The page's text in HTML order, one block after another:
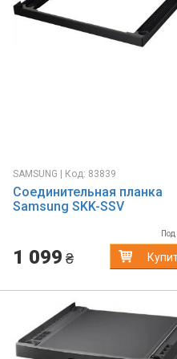
SAMSUNG | Код: 83839
Соединительная планка
Samsung SKK-SSV
Под
1 099 ₴